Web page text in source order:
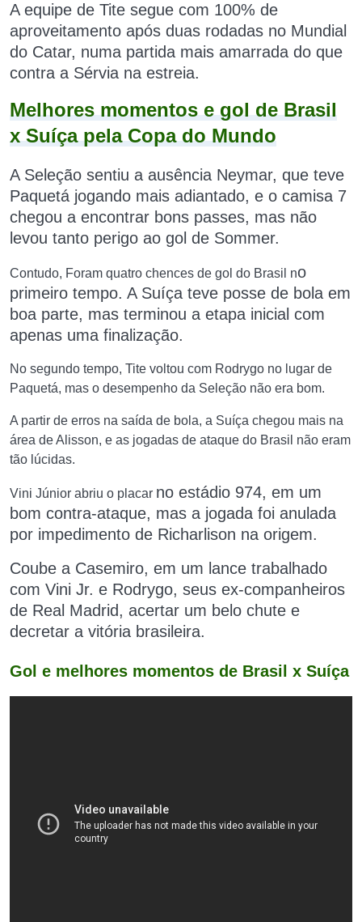
A equipe de Tite segue com 100% de
aproveitamento após duas rodadas no Mundial
do Catar, numa partida mais amarrada do que
contra a Sérvia na estreia.
Melhores momentos e gol de Brasil
x Suíça pela Copa do Mundo
ASeleção sentiu a ausência Neymar, que teve
Paquetá jogando mais adiantado, e o camisa 7
chegou a encontrar bons passes, mas não
levou tanto perigo ao gol de Sommer.
Contudo, Foram quatro chences de gol do Brasil no
primeiro tempo. A Suíça teve posse de bola em
boa parte, mas terminou a etapa inicial com
apenas uma finalização.
No segundo tempo, Tite voltou com Rodrygo no lugar de
Paquetá, mas o desempenho da Seleção não era bom.
A partir de erros na saída de bola, a Suíça chegou mais na
área de Alisson, e as jogadas de ataque do Brasil não eram
tão lúcidas.
Vini Júnior abriu o placar no estádio 974, em um
bom contra-ataque, mas a jogada foi anulada
por impedimento de Richarlison na origem.
Coube a Casemiro, em um lance trabalhado
com Vini Jr. e Rodrygo, seus ex-companheiros
de Real Madrid, acertar um belo chute e
decretar a vitória brasileira.
Gol e melhores momentos de Brasil x Suíça